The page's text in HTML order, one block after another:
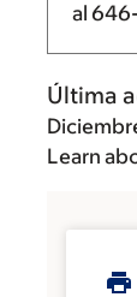
al
Última
Learn